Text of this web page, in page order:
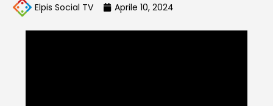
Elpis Social TV Aprile 10, 2024